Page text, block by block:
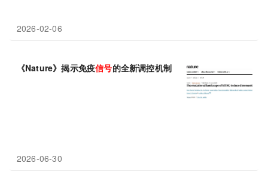
2026-02-06
《Nature》揭示免疫信号的全新调控机制
2026-06-30